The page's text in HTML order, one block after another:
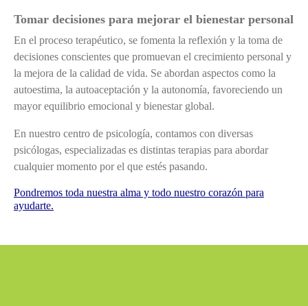
Tomar decisiones para mejorar el bienestar personal
En el proceso terapéutico, se fomenta la reflexión y la toma de
decisiones conscientes que promuevan el crecimiento personal y
la mejora de la calidad de vida. Se abordan aspectos como la
autoestima, la autoaceptación y la autonomía, favoreciendo un
mayor equilibrio emocional y bienestar global.
En nuestro centro de psicología, contamos con diversas
psicólogas, especializadas es distintas terapias para abordar
cualquier momento por el que estés pasando.
Pondremos toda nuestra alma y todo nuestro corazón para
ayudarte.